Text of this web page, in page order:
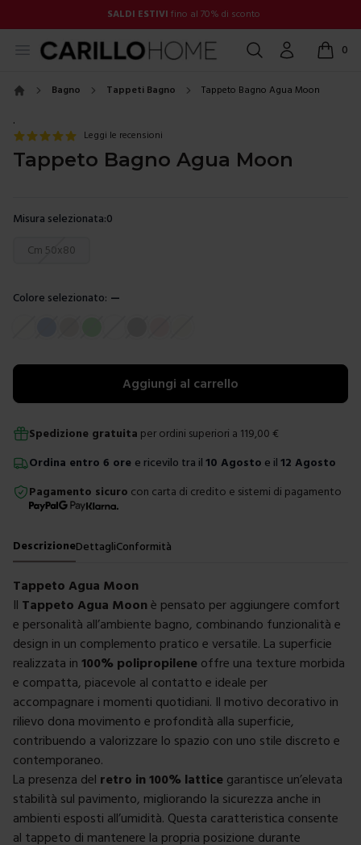
SALDI ESTIVI fino al 70% di sconto
Open menu Cerca Account 0
items
Bagno Tappeti Bagno Tappeto Bagno Agua Moon
.
Leggi le recensioni
Tappeto Bagno Agua Moon
Misura selezionata:0
Scegli una misura
Cm 50x80
Colore selezionato: —
Aggiungi al carrello
Spedizione gratuita per ordini superiori a 119,00 €
Ordina entro 6 ore e ricevilo tra il 10 Agosto e il 12 Agosto
Pagamento sicuro con carta di credito e sistemi di pagamento
DescrizioneDettagliConformità
Tappeto Agua Moon
Il Tappeto Agua Moonè pensato per aggiungere comfort
e personalità all’ambiente bagno, combinando funzionalità e
design in un complemento pratico e versatile. La superficie
realizzata in 100% polipropilene offre una texture morbida
e compatta, piacevole al contatto e ideale per
accompagnare i momenti quotidiani. Il motivo decorativo in
rilievo dona movimento e profondità alla superficie,
contribuendo a valorizzare lo spazio con uno stile discreto e
contemporaneo.
La presenza del retro in 100% lattice garantisce un’elevata
stabilità sul pavimento, migliorando la sicurezza anche in
ambienti esposti all’umidità. Questa caratteristica consente
al tappeto di mantenere la propria posizione durante